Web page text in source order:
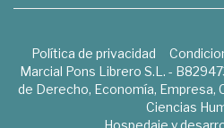
Política de privacidad
Marcial Pons Librero S.L. -
de Derecho, Economía, Empresa,
Ciencias